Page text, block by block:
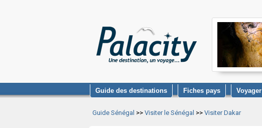
Guide des destinations Fiches pays Voyager
Guide Sénégal >> Visiter le Sénégal >> Visiter Dakar